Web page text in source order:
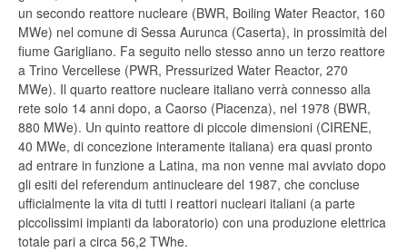
un secondo reattore nucleare (BWR, Boiling Water Reactor, 160
MWe) nel comune di Sessa Aurunca (Caserta), in prossimità del
fiume Garigliano. Fa seguito nello stesso anno un terzo reattore
a Trino Vercellese (PWR, Pressurized Water Reactor, 270
MWe). Il quarto reattore nucleare italiano verrà connesso alla
rete solo 14 anni dopo, a Caorso (Piacenza), nel 1978 (BWR,
880 MWe). Un quinto reattore di piccole dimensioni (CIRENE,
40 MWe, di concezione interamente italiana) era quasi pronto
ad entrare in funzione a Latina, ma non venne mai avviato dopo
gli esiti del referendum antinucleare del 1987, che concluse
ufficialmente la vita di tutti i reattori nucleari italiani (a parte
piccolissimi impianti da laboratorio) con una produzione elettrica
totale pari a circa 56,2 TWhe.